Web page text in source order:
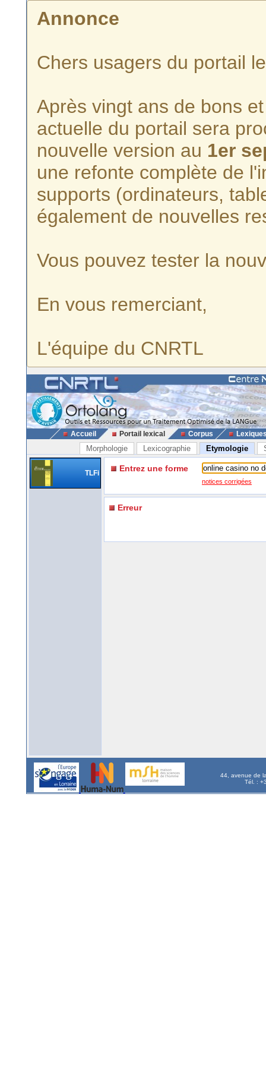
Annonce
Chers usagers du portail
Après vingt ans de bons
actuelle du portail sera
nouvelle version au 1er
une refonte complète de
supports (ordinateurs,
également de nouvelles
Vous pouvez tester la
En vous remerciant,
L'équipe du CNRTL
Accueil Portail lexical Corpus
Morphologie Lexicographie Etymologie
TLFi Entrez une forme
notices corrigées
Erreur
44, avenue de
Tél. :